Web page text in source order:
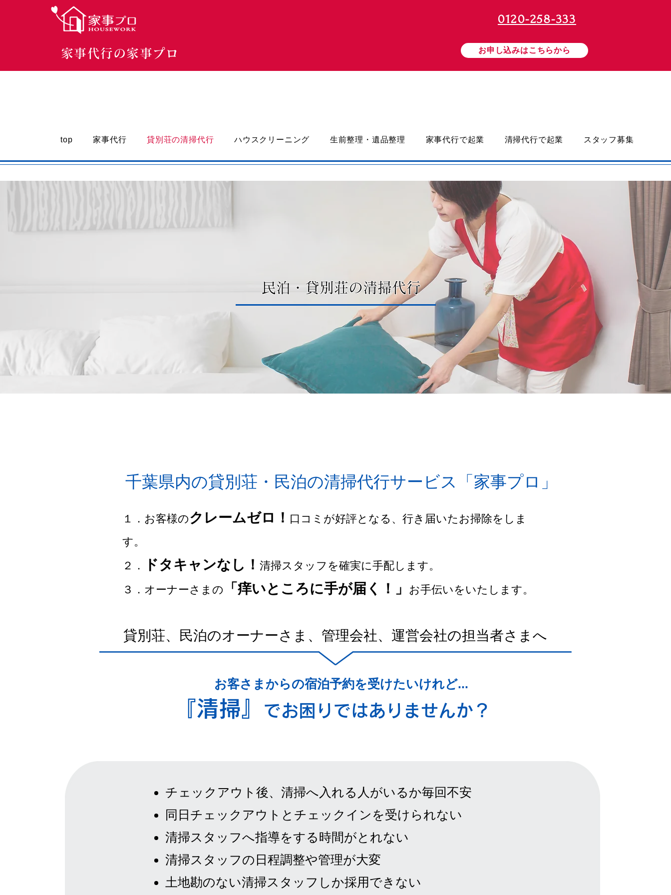
家事代行の家事プロ
0120-258-333
お申し込みはこちらから
民泊・貸別荘の清掃代行
千葉県内の貸別荘・民泊の清掃代行サービス「家事プロ」
１．お客様のクレームゼロ！ 口コミが好評となる、行き届いたお掃除をしま
す。
２．
ドタキャンなし！ 清掃スタッフを確実に手配します。
３．オーナーさまの
「痒いところに手が届く！」 お手伝いをいたします。
貸別荘、民泊のオーナーさま、管理会社、運営会社の担当者さまへ
お客さまからの宿泊予約を受けたいけれど...
『清掃』 でお困りではありませんか？
​チェックアウト後、清掃へ入れる人がいるか毎回不安
同日チェックアウトとチェックインを受けられない
清掃スタッフへ指導をする時間がとれない
清掃スタッフの日程調整や管理が大変
土地勘のない清掃スタッフしか採用できない
top 家事代行 貸別荘の清掃代行 ハウスクリーニング 生前整理・遺品整理 家事代行で起業 清掃代行で起業 スタッフ募集